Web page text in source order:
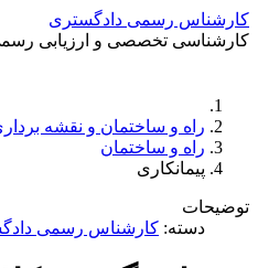
کارشناس رسمی دادگستری
کارشناسی تخصصی و ارزیابی
راه و ساختمان و نقشه
راه و ساختمان
پیمانکاری
توضیحات
دسته: کارشناس رسمی